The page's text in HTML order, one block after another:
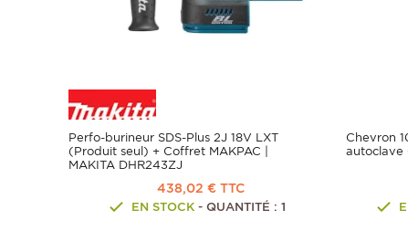
Perfo-burineur SDS-Plus 2J 18V LXT
(Produit seul) + Coffret MAKPAC |
MAKITA DHR243ZJ
438,02 € TTC
EN STOCK- QUANTITÉ : 1
Chevron
autoclave